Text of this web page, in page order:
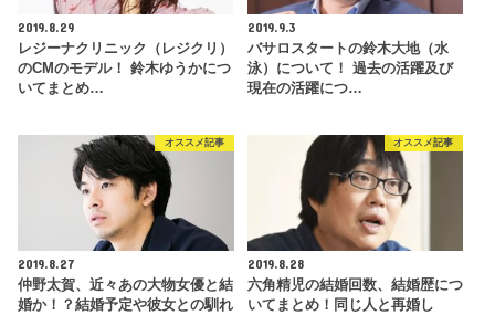
2019.8.29
レジーナクリニック（レジクリ）
のCMのモデル！ 鈴木ゆうかにつ
いてまとめ…
2019.9.3
バサロスタートの鈴木大地（水
泳）について！ 過去の活躍及び
現在の活躍につ…
オススメ記事
2019.8.27
仲野太賀、近々あの大物女優と結
婚か！？結婚予定や彼女との馴れ
オススメ記事
2019.8.28
六角精児の結婚回数、結婚歴につ
いてまとめ！同じ人と再婚し